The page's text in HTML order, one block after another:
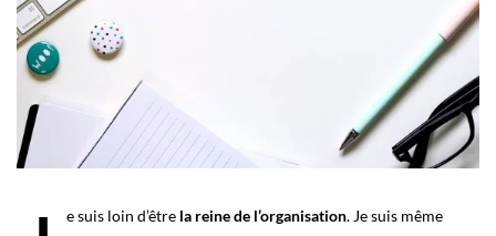
e suis loin d’être la reine de l’organisation. Je suis même